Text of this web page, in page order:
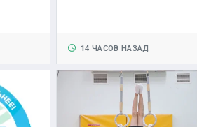
14 ЧАСОВ НАЗАД